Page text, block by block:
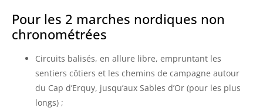
Pour les 2 marches nordiques non
chronométrées
Circuits balisés, en allure libre, empruntant les
sentiers côtiers et les chemins de campagne autour
du Cap d’Erquy, jusqu’aux Sables d’Or (pour les plus
longs) ;